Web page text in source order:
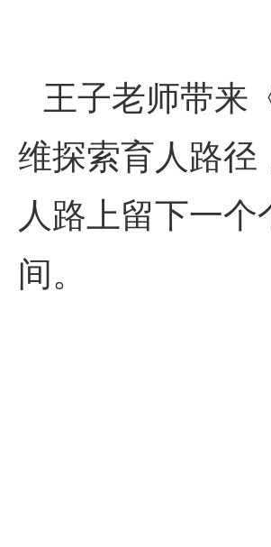
王子老师带来
维探索育人路径
人路上留下一
间。